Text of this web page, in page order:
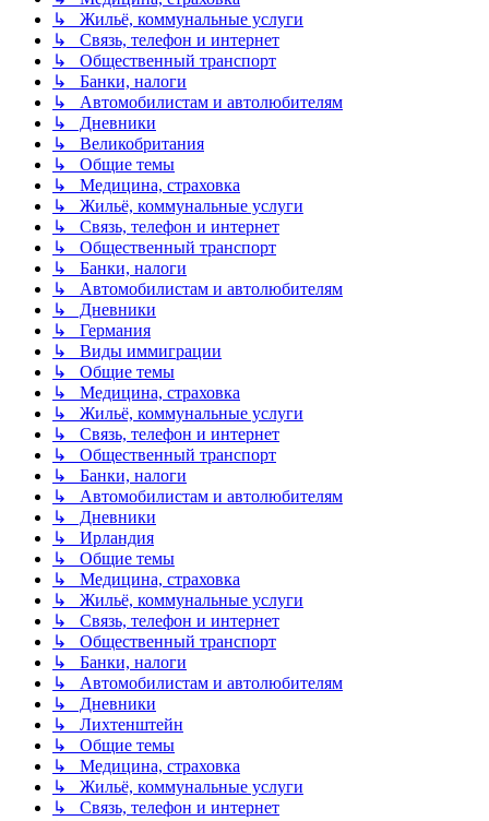
↳ Жильё, коммунальные услуги
↳ Связь, телефон и интернет
↳ Общественный транспорт
↳ Банки, налоги
↳ Автомобилистам и автолюбителям
↳ Дневники
↳ Великобритания
↳ Общие темы
↳ Медицина, страховка
↳ Жильё, коммунальные услуги
↳ Связь, телефон и интернет
↳ Общественный транспорт
↳ Банки, налоги
↳ Автомобилистам и автолюбителям
↳ Дневники
↳ Германия
↳ Виды иммиграции
↳ Общие темы
↳ Медицина, страховка
↳ Жильё, коммунальные услуги
↳ Связь, телефон и интернет
↳ Общественный транспорт
↳ Банки, налоги
↳ Автомобилистам и автолюбителям
↳ Дневники
↳ Ирландия
↳ Общие темы
↳ Медицина, страховка
↳ Жильё, коммунальные услуги
↳ Связь, телефон и интернет
↳ Общественный транспорт
↳ Банки, налоги
↳ Автомобилистам и автолюбителям
↳ Дневники
↳ Лихтенштейн
↳ Общие темы
↳ Медицина, страховка
↳ Жильё, коммунальные услуги
↳ Связь, телефон и интернет